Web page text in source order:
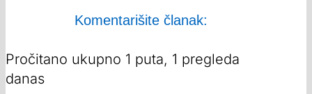
Komentarišite članak:
Pročitano ukupno 1 puta, 1 pregleda
danas